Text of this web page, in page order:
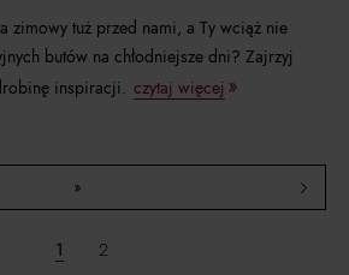
zimowy tuż przed nami, a Ty wciąż nie
butów na chłodniejsze dni? Zajrzyj
inspiracji. czytaj więcej
1 2
»